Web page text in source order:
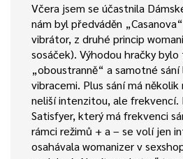
Včera jsem se účastnila
nám byl předváděn
vibrátor, z druhé princip
sosáček). Výhodou hračky
„oboustranně“ a samotné
vibracemi. Plus sání má
neliší intenzitou, ale frekvencí.
Satisfyer, který má frekvenci
rámci režimů + a – se volí jen
osahávala womanizer v